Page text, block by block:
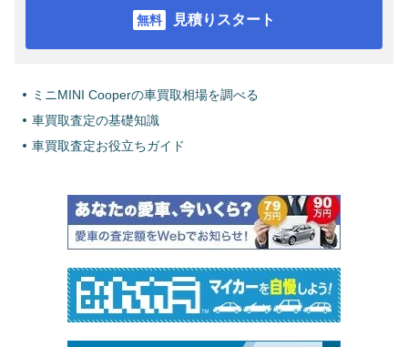
見積りスタート
ミニMINI Cooperの車買取相場を調べる
車買取査定の基礎知識
車買取査定お役立ちガイド